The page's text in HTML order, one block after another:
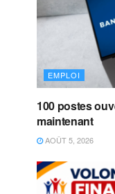
EMPLOI
100 postes
maintenant
AOÛT 5, 2026